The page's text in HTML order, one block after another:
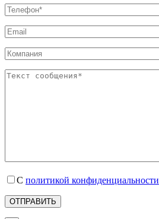
С политикой конфиденциальности